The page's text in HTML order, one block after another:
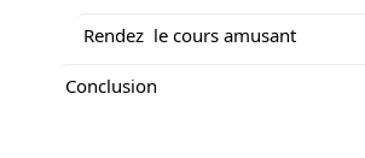
Rendez le cours amusant
Conclusion